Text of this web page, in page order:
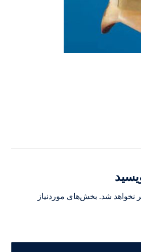
نخواهد شد. بخش‌های موردنیاز